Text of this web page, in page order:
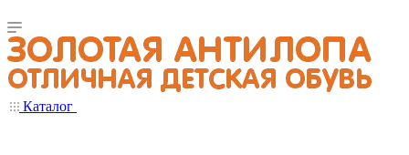
Каталог